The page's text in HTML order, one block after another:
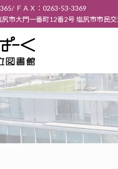
ＦＡＸ：0263-53-3369
市大門一番町12番2号 塩尻市市民